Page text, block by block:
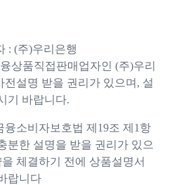
: (주)우리은행
상품직접판매업자인 (주)우리
설명 받을 권리가 있으며, 설
기 바랍니다.
소비자보호법 제19조 제1항
분한 설명을 받을 권리가 있으
체결하기 전에 상품설명서
랍니다